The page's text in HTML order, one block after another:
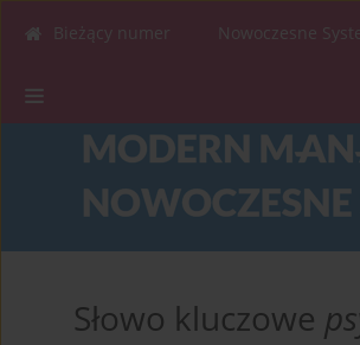
Bieżący numer Nowoczesne
Słowo kluczowe